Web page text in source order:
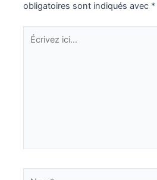
obligatoires sont indiqués avec *
Écrivez
ici…